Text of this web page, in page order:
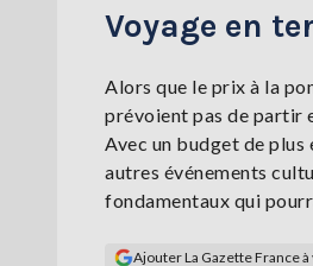
Voyage en
Alors que le prix à la
prévoient pas de partir
Avec un budget de plus
autres événements
fondamentaux qui
Ajouter La Gazette France